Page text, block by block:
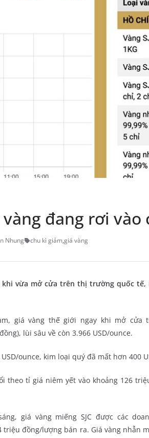
đang rơi vào
Nhung chu kì giảm,giá vàng
khi vừa mở cửa trên thị trường quốc
giá vàng thế giới ngay khi mở
lùi sâu về còn 3.966 USD/ounce.
ounce, kim loại quý đã mất hơn 400
theo tỉ giá niêm yết vào khoảng 126
giá vàng miếng SJC được các
triệu đồng/lượng bán ra. Giá vàng nhẫn